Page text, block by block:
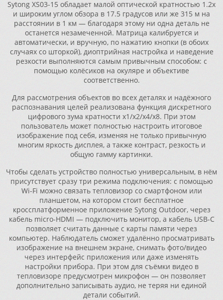
Sytong XS03-15 обладает малой оптической кратностью 1.2x
и широким углом обзора в 17.5 градусов или же 315 м на
расстоянии в 1 км — благодаря этому ни одна деталь не
останется незамеченной. Матрица калибруется и
автоматически, и вручную, по нажатию кнопки (в обоих
случаях со шторкой), диоптрийная настройка и наведение
резкости выполняются самым привычным способом: с
помощью колёсиков на окуляре и объективе
соответственно.
Для рассмотрения объектов во всех деталях и надёжного
распознавания целей реализована функция дискретного
цифрового зума кратности х1/х2/х4/х8. При этом
пользователь может полностью настроить итоговое
изображение под себя, изменяя не только привычную
многим яркость дисплея, а также контраст, резкость и
общую гамму картинки.
Чтобы сделать устройство полностью универсальным, в нём
присутствует сразу три режима подключения: с помощью
Wi-Fi можно связать тепловизор со смартфоном или
планшетом, на котором стоит бесплатное
кроссплатформенное приложение Sytong Outdoor, через
кабель micro-HDMI — подключить монитор, а кабель USB-C
позволяет считать данные с карты памяти через
компьютер. Наблюдатель сможет удалённо просматривать
изображение на внешнем экране, снимать фото/видео
через интерфейс приложения или даже изменять
настройки прибора. При этом для съёмки видео в
тепловизоре предусмотрен микрофон — он позволяет
дополнительно записывать аудио, не теряя ни единой
детали событий.